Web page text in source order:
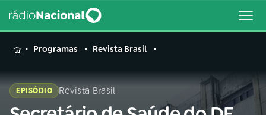
MENU
Buscar
Programas Revista Brasil
EPISÓDIO Revista Brasil